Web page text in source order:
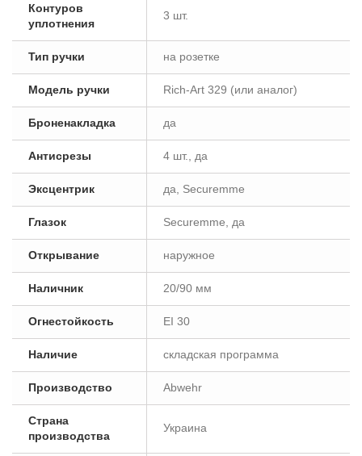
Контуров
уплотнения
3 шт.
Тип ручки на розетке
Модель ручки Rich-Art 329 (или аналог)
Броненакладка да
Антисрезы 4 шт., да
Эксцентрик да, Securemme
Глазок Securemme, да
Открывание наружное
Наличник 20/90 мм
Огнестойкость EI 30
Наличие складская программа
Производство Abwehr
Страна
производства
Украина